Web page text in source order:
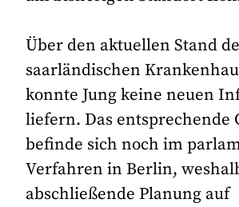
Über den aktuellen Stand
saarländischen
konnte Jung keine neuen
liefern. Das entsprechende
befinde sich noch im
Verfahren in Berlin,
abschließende Planung auf